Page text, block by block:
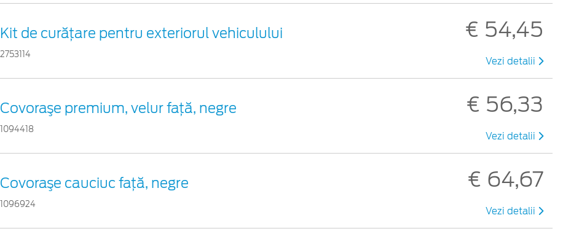
Kit de curățare pentru exteriorul vehiculului
2753114
€ 54,45
Vezi detalii
Covoraşe premium, velur faţă, negre
1094418
€ 56,33
Vezi detalii
Covoraşe cauciuc faţă, negre
1096924
€ 64,67
Vezi detalii